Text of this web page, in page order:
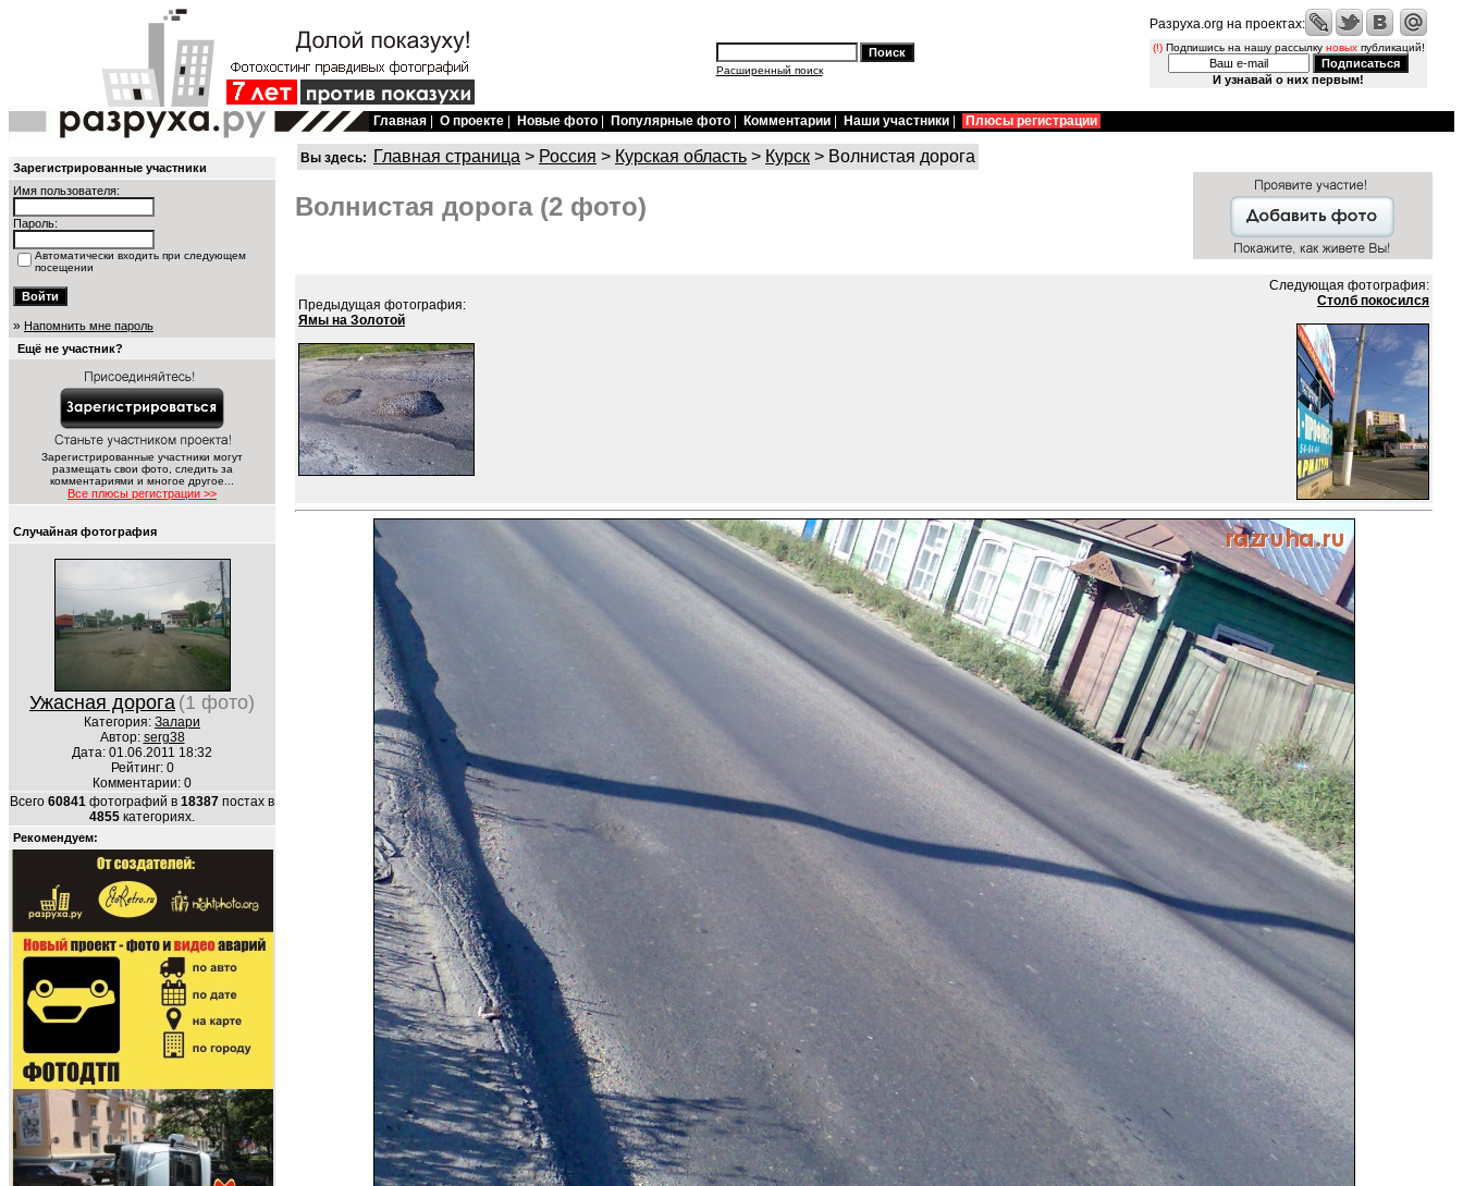
Расширенный поиск
Разруха.org на проектах:
(!)Подпишись на нашу рассылку новыхпубликаций!
И узнавай о них первым!
Главная О проекте Новые фото Популярные фото Комментарии Наши участники Плюсы регистрации
Зарегистрированные участники
Имя пользователя:
Пароль:
Автоматически входить при следующем
посещении
» Напомнить мне пароль
Ещё не участник?
Зарегистрированные участники могут
размещать свои фото, следить за
комментариями и многое другое...
Все плюсы регистрации >>
Случайная фотография
Ужасная дорога (1 фото)
Категория: Залари
Автор: serg38
Дата: 01.06.2011 18:32
Рейтинг: 0
Комментарии: 0
Всего 60841 фотографий в 18387 постах в
4855 категориях.
Рекомендуем:
Вы здесь: Главная страница > Россия > Курская область > Курск > Волнистая дорога
Волнистая дорога (2 фото)
Предыдущая фотография:
Ямы на Золотой
Следующая фотография:
Столб покосился